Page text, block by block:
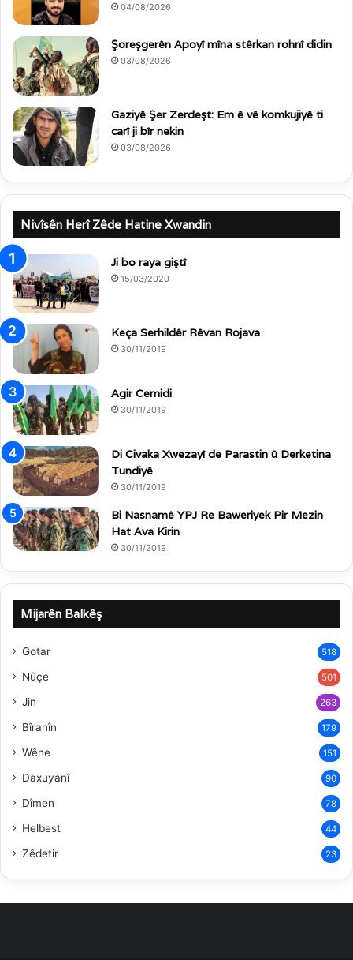
04/08/2026
Şoreşgerên Apoyî mîna stêrkan rohnî didin
03/08/2026
Gaziyê Şer Zerdeşt: Em ê vê komkujiyê ti
carî ji bîr nekin
03/08/2026
Nivîsên Herî Zêde Hatine Xwandin
Ji bo raya giştî
15/03/2020
Keça Serhildêr Rêvan Rojava
30/11/2019
Agir Cemidi
30/11/2019
Di Civaka Xwezayî de Parastin û Derketina
Tundiyê
30/11/2019
Bi Nasnamê YPJ Re Baweriyek Pir Mezin
Hat Ava Kirin
30/11/2019
Mijarên Balkêş
Gotar 518
Nûçe 501
Jin 263
Bîranîn 179
Wêne 151
Daxuyanî 90
Dîmen 78
Helbest 44
Zêdetir 23